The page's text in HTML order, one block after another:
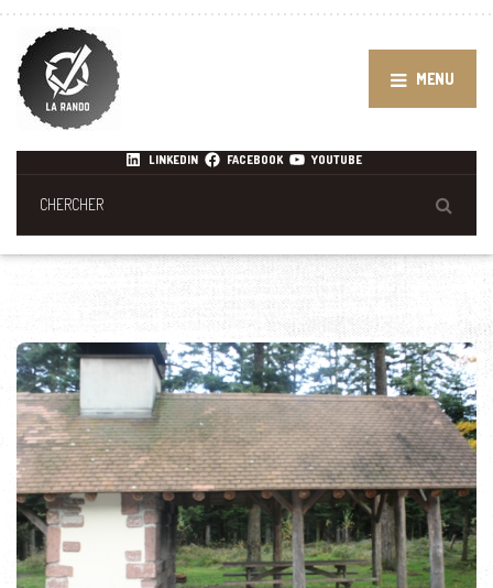
MENU
LINKEDIN FACEBOOK YOUTUBE